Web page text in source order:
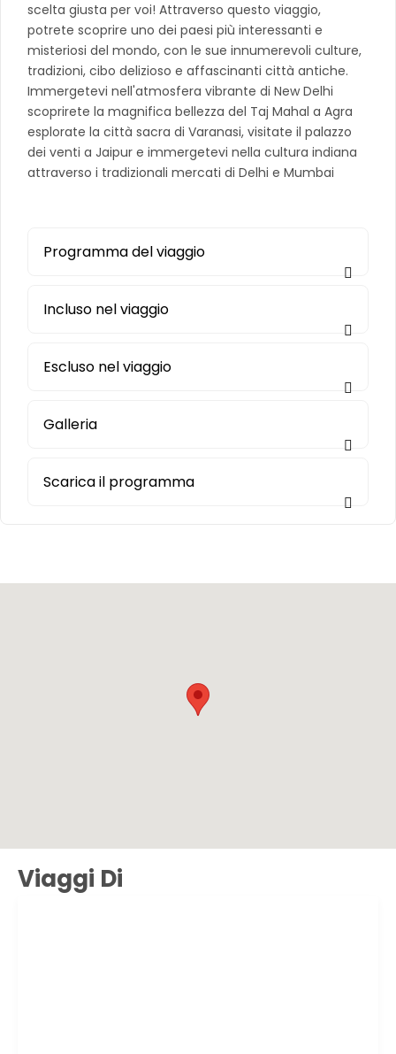
scelta giusta per voi! Attraverso questo viaggio,
potrete scoprire uno dei paesi più interessanti e
misteriosi del mondo, con le sue innumerevoli culture,
tradizioni, cibo delizioso e affascinanti città antiche.
Immergetevi nell'atmosfera vibrante di New Delhi
scoprirete la magnifica bellezza del Taj Mahal a Agra
esplorate la città sacra di Varanasi, visitate il palazzo
dei venti a Jaipur e immergetevi nella cultura indiana
attraverso i tradizionali mercati di Delhi e Mumbai
Programma del viaggio
Incluso nel viaggio
Escluso nel viaggio
Galleria
Scarica il programma
Viaggi Di